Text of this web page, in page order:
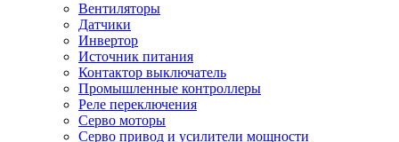
Вентиляторы
Датчики
Инвертор
Источник питания
Контактор выключатель
Промышленные контроллеры
Реле переключения
Серво моторы
Серво привод и усилители мощности